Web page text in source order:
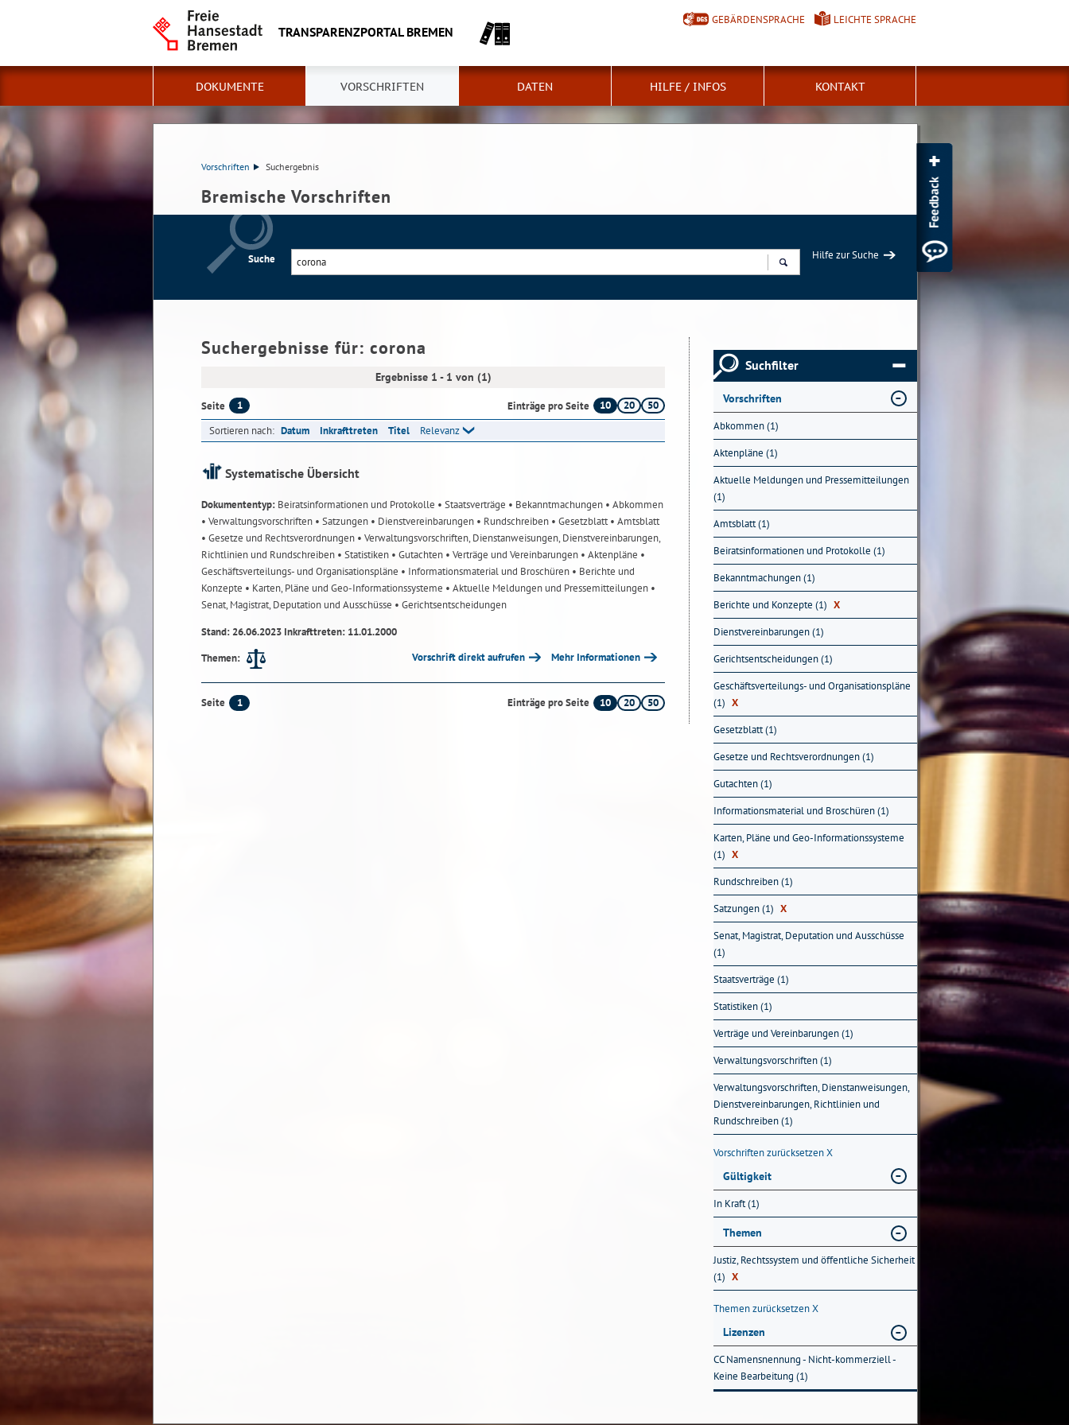
TRANSPARENZPORTAL BREMEN
GEBÄRDENSPRACHE LEICHTE SPRACHE
DOKUMENTE VORSCHRIFTEN DATEN HILFE / INFOS KONTAKT
Vorschriften Suchergebnis
Bremische Vorschriften
Suche
Hilfe zur Suche
Suchergebnisse für: corona
Ergebnisse 1 - 1 von (1)
Seite 1 Einträge pro Seite 10 20
50
Sortieren nach: Datum Inkrafttreten Titel Relevanz
Systematische Übersicht
Dokumententyp: Beiratsinformationen und Protokolle • Staatsverträge • Bekanntmachungen • Abkommen
• Verwaltungsvorschriften • Satzungen • Dienstvereinbarungen • Rundschreiben • Gesetzblatt• Amtsblatt
• Gesetze und Rechtsverordnungen • Verwaltungsvorschriften, Dienstanweisungen, Dienstvereinbarungen,
Richtlinien und Rundschreiben • Statistiken • Gutachten • Verträge und Vereinbarungen • Aktenpläne •
Geschäftsverteilungs- und Organisationspläne • Informationsmaterial und Broschüren • Berichte und
Konzepte • Karten, Pläne und Geo-Informationssysteme • Aktuelle Meldungen und Pressemitteilungen •
Senat, Magistrat, Deputation und Ausschüsse • Gerichtsentscheidungen
Stand: 26.06.2023 Inkrafttreten: 11.01.2000
Themen:
Vorschrift direkt aufrufen Mehr Informationen
Seite 1 Einträge pro Seite 10 20 50
Suchfilter
Vorschriften
Abkommen (1)
Aktenpläne (1)
Aktuelle Meldungen und Pressemitteilungen
(1)
Amtsblatt (1)
Beiratsinformationen und Protokolle (1)
Bekanntmachungen (1)
Berichte und Konzepte (1) X
Dienstvereinbarungen (1)
Gerichtsentscheidungen (1)
Geschäftsverteilungs- und Organisationspläne
(1) X
Gesetzblatt (1)
Gesetze und Rechtsverordnungen (1)
Gutachten (1)
Informationsmaterial und Broschüren (1)
Karten, Pläne und Geo-Informationssysteme
(1) X
Rundschreiben (1)
Satzungen (1) X
Senat, Magistrat, Deputation und Ausschüsse
(1)
Staatsverträge (1)
Statistiken (1)
Verträge und Vereinbarungen (1)
Verwaltungsvorschriften (1)
Verwaltungsvorschriften, Dienstanweisungen,
Dienstvereinbarungen, Richtlinien und
Rundschreiben (1)
Vorschriften zurücksetzenX
Gültigkeit
In Kraft (1)
Themen
Justiz, Rechtssystem und öffentliche Sicherheit
(1) X
Themen zurücksetzenX
Lizenzen
CC Namensnennung - Nicht-kommerziell -
Keine Bearbeitung (1)